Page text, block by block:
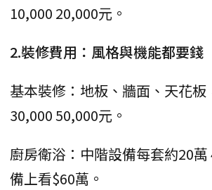
10,000 20,000元。
2.裝修費用：風格與機能都要錢
基本裝修：地板、牆面、天花板
30,000 50,000元。
廚房衛浴：中階設備每套約20
備上看$60萬。